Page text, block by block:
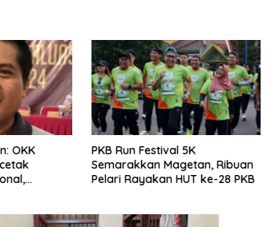
OKK
PKB Run Festival 5K
Semarakkan Magetan, Ribuan
Pelari Rayakan HUT ke-28 PKB